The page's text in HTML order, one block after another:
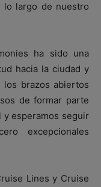
lo largo de nuestro
ha sido una
hacia la ciudad y
los brazos abiertos
de formar parte
y esperamos seguir
excepcionales
Lines y Cruise